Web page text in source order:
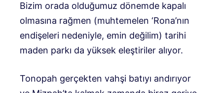
Bizim orada olduğumuz dönemde kapalı
olmasına rağmen (muhtemelen ‘Rona’nın
endişeleri nedeniyle, emin değilim) tarihi
maden parkı da yüksek eleştiriler alıyor.
Tonopah gerçekten vahşi batıyı andırıyor